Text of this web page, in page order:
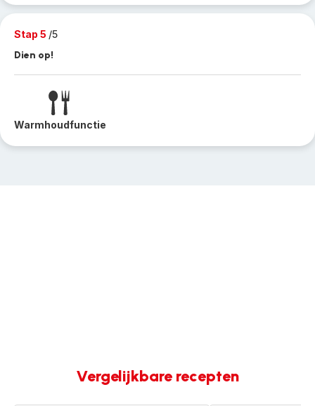
Stap 5 /5
Dien op!
Warmhoudfunctie
Vergelijkbare recepten